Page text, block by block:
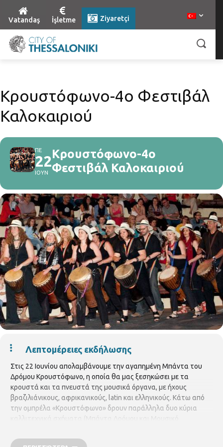
Vatandaş İşletme Ziyaretçi
Κρουστόφωνο-4o Φεστιβάλ
Καλοκαιριού
ΠΕ
22
ΙΟΥΝ
Κρουστόφωνο-4o
Φεστιβάλ Καλοκαιριού
Λεπτομέρειες εκδήλωσης
Στις 22 Ιουνίου απολαμβάνουμε την αγαπημένη Μπάντα του
Δρόμου Κρουστόφωνο, η οποία θα μας ξεσηκώσει με τα
κρουστά και τα πνευστά της μουσικά όργανα, με ήχους
βραζιλιάνικους, αφρικανικούς, latin και ελληνικούς. Κάτω από
την ομπρέλα «Κρουστόφωνο» δρουν παράλληλα δυο κύρια
καλλιτεχνικά σχήματα (Μπάντα Δρόμου και Μουσικό
πολλές πολιτιστικές- καλλιτεχνικές δράσεις. Το Κρουστόφωνο